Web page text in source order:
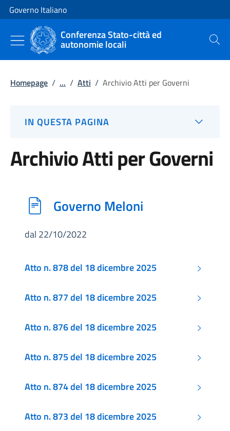
Vai al contenuto
Vai alla navigazione del sito
Governo Italiano
Conferenza Stato-città ed
autonomie locali Cerca
Homepage / ... / Atti / Archivio Atti per Governi
IN QUESTA PAGINA
Archivio Atti per Governi
Governo Meloni
dal 22/10/2022
Atto n. 878 del 18 dicembre 2025
Atto n. 877 del 18 dicembre 2025
Atto n. 876 del 18 dicembre 2025
Atto n. 875 del 18 dicembre 2025
Atto n. 874 del 18 dicembre 2025
Atto n. 873 del 18 dicembre 2025